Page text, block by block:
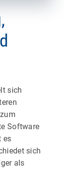
sich
Software
es
sich
als